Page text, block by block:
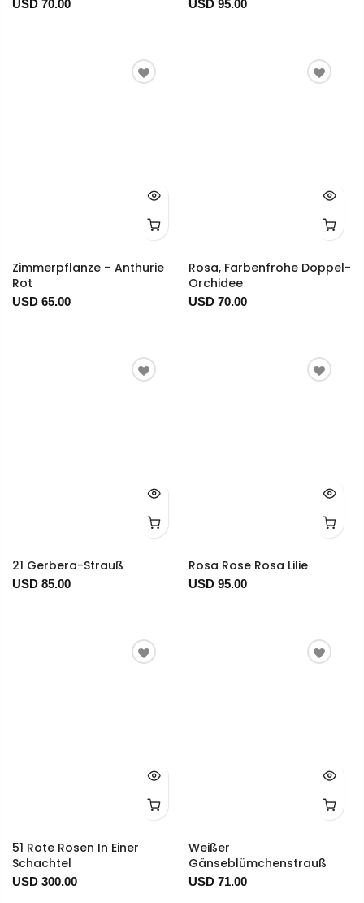
USD 70.00 USD 95.00
Zimmerpflanze – Anthurie
Rot
USD 65.00
Rosa, Farbenfrohe Doppel-
Orchidee
USD 70.00
21 Gerbera-Strauß
USD 85.00
Rosa Rose Rosa Lilie
USD 95.00
51 Rote Rosen In Einer
Schachtel
USD 300.00
Weißer
Gänseblümchenstrauß
USD 71.00